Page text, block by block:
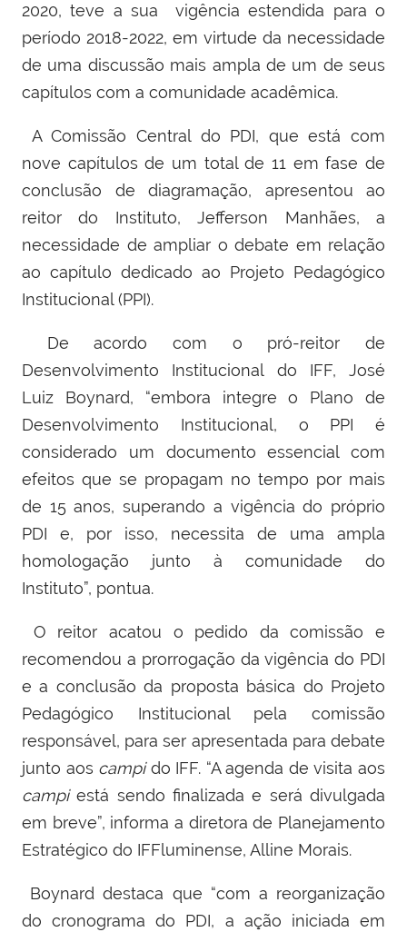
2020, teve a sua vigência estendida para o
período 2018-2022, em virtude da necessidade
de uma discussão mais ampla de um de seus
capítulos com a comunidade acadêmica.
A Comissão Central do PDI, que está com
nove capítulos de um total de 11 em fase de
conclusão de diagramação, apresentou ao
reitor do Instituto, Jefferson Manhães, a
necessidade de ampliar o debate em relação
ao capítulo dedicado ao Projeto Pedagógico
Institucional (PPI).
De acordo com o pró-reitor de
Desenvolvimento Institucional do IFF, José
Luiz Boynard, “embora integre o Plano de
Desenvolvimento Institucional, o PPI é
considerado um documento essencial com
efeitos que se propagam no tempo por mais
de 15 anos, superando a vigência do próprio
PDI e, por isso, necessita de uma ampla
homologação junto à comunidade do
Instituto”, pontua.
O reitor acatou o pedido da comissão e
recomendou a prorrogação da vigência do PDI
e a conclusão da proposta básica do Projeto
Pedagógico Institucional pela comissão
responsável, para ser apresentada para debate
junto aos campido IFF. “A agenda de visita aos
campiestá sendo finalizada e será divulgada
em breve”, informa a diretora de Planejamento
Estratégico do IFFluminense, Alline Morais.
Boynard destaca que “com a reorganização
do cronograma do PDI, a ação iniciada em